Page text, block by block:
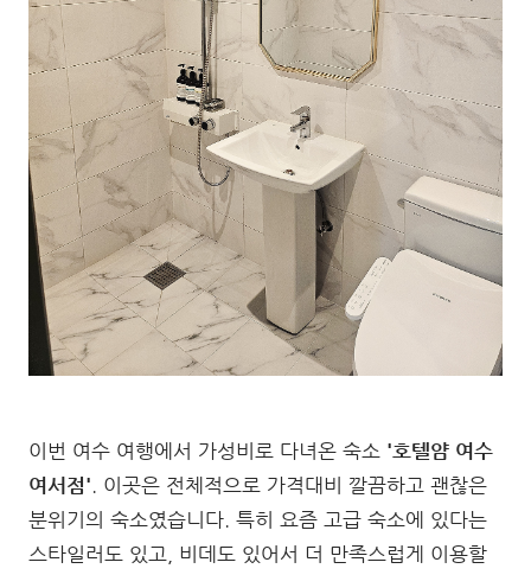
이번 여수 여행에서 가성비로 다녀온 숙소 '호텔얌 여수
여서점'. 이곳은 전체적으로 가격대비 깔끔하고 괜찮은
분위기의 숙소였습니다. 특히 요즘 고급 숙소에 있다는
스타일러도 있고, 비데도 있어서 더 만족스럽게 이용할